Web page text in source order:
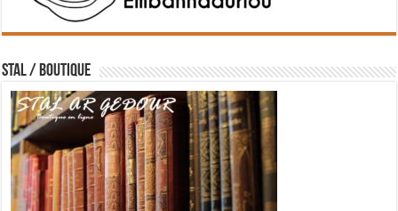
STAL / BOUTIQUE